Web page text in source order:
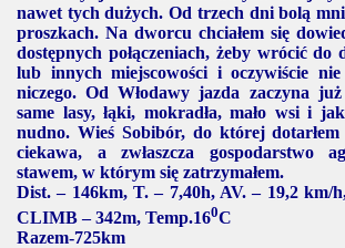
nawet tych dużych. Od trzech dni bolą
proszkach. Na dworcu chciałem się
dostępnych połączeniach, żeby wrócić do
lub innych miejscowości i oczywiście nie
niczego. Od Włodawy jazda zaczyna
same lasy, łąki, mokradła, mało wsi i
nudno. Wieś Sobibór, do której dotarłem
ciekawa, a zwłaszcza gospodarstwo
stawem, w którym się zatrzymałem.
Dist. – 146km, T. – 7,40h, AV. – 19,2 km/h
CLIMB – 342m, Temp.160C
Razem-725km